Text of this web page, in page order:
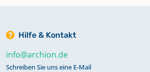
Kommunikanten 1877 - 1899
Kommunikanten 1899 - 1911
Keine verfügbaren Digitalisate
Hilfe & Kontakt
info@archion.de
Schreiben Sie uns eine E-Mail